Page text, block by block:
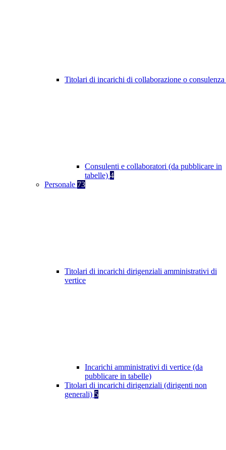
Titolari di incarichi di collaborazione o consulenza
Consulenti e collaboratori (da pubblicare in
tabelle) 4
Personale 73
Titolari di incarichi dirigenziali amministrativi di
vertice
Incarichi amministrativi di vertice (da
pubblicare in tabelle)
Titolari di incarichi dirigenziali (dirigenti non
generali) 5